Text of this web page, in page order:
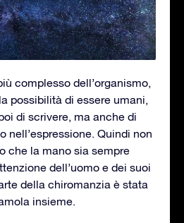
complesso dell’organismo,
possibilità di essere umani,
di scrivere, ma anche di
nell’espressione. Quindi non
che la mano sia sempre
dell’uomo e dei suoi
della chiromanzia è stata
insieme.